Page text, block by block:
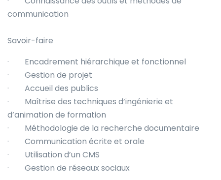
communication
Savoir-faire
· Encadrement hiérarchique et fonctionnel
· Gestion de projet
· Accueil des publics
· Maîtrise des techniques d’ingénierie et
d’animation de formation
· Méthodologie de la recherche documentaire
· Communication écrite et orale
· Utilisation d’un CMS
· Gestion de réseaux sociaux